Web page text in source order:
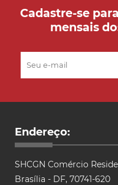
Cadastre-se
mensais
Endereço:
SHCGN Comércio
Brasília - DF, 70741-620